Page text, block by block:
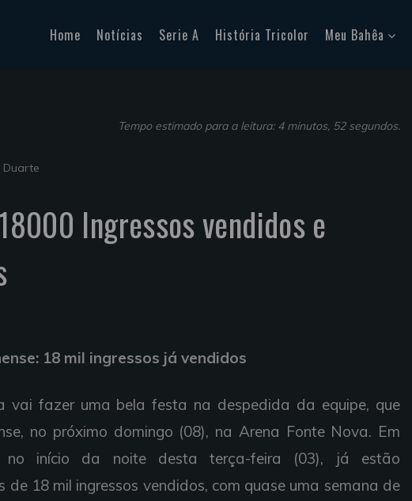
Home Notícias Serie A História Tricolor Meu Bahêa
Tempo estimado para a leitura: 4 minutos, 52 segundos.
Duarte
Ingressos vendidos e
18 mil ingressos já vendidos
vai fazer uma bela festa na despedida da equipe, que
no próximo domingo (08), na Arena Fonte Nova. Em
no início da noite desta terça-feira (03), já estão
de 18 mil ingressos vendidos, com quase uma semana de